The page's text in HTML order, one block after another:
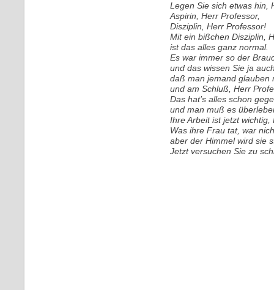
Legen Sie sich etwas hin,
Aspirin, Herr Professor,
Disziplin, Herr Professor!
Mit ein bißchen Disziplin,
ist das alles ganz normal.
Es war immer so der
und das wissen Sie ja
daß man jemand glauben
und am Schluß, Herr
Das hat’s alles schon
und man muß es
Ihre Arbeit ist jetzt wichtig,
Was ihre Frau tat, war
aber der Himmel wird sie
Jetzt versuchen Sie zu